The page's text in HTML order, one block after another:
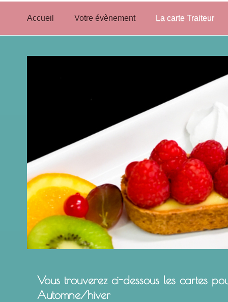
Accueil Votre évènement La carte Traiteur
Vous trouverez ci-dessous les cartes
Automne/hiver